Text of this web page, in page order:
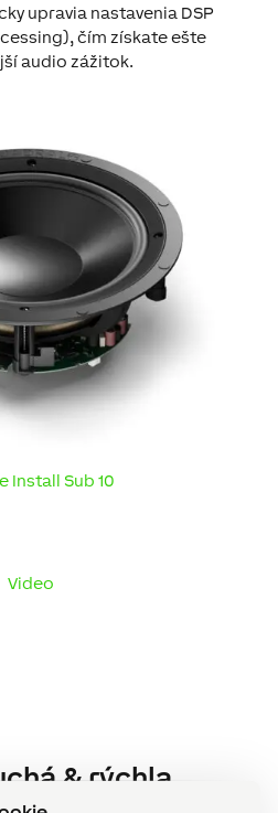
upravia nastavenia DSP
čím získate ešte
audio zážitok.
Install Sub 10
Video
& rýchla